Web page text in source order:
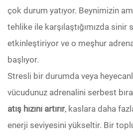
çok durum yatıyor. Beynimizin
tehlike ile karşılaştığımızda sinir
etkinleştiriyor ve o meşhur
başlıyor.
Stresli bir durumda veya
vücudunuz adrenalini serbest
atış hızını artırır, kaslara daha
enerji seviyesini yükseltir. Bir